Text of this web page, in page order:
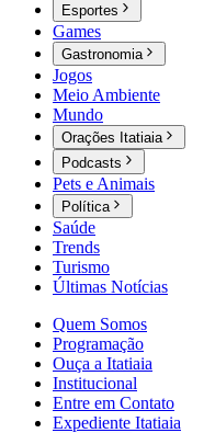
Esportes
Games
Gastronomia
Jogos
Meio Ambiente
Mundo
Orações Itatiaia
Podcasts
Pets e Animais
Política
Saúde
Trends
Turismo
Últimas Notícias
Quem Somos
Programação
Ouça a Itatiaia
Institucional
Entre em Contato
Expediente Itatiaia